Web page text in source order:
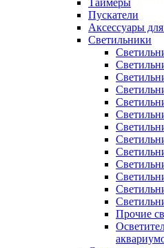
Таймеры
Пускатели
Аксессуары
Светильники
Прочие